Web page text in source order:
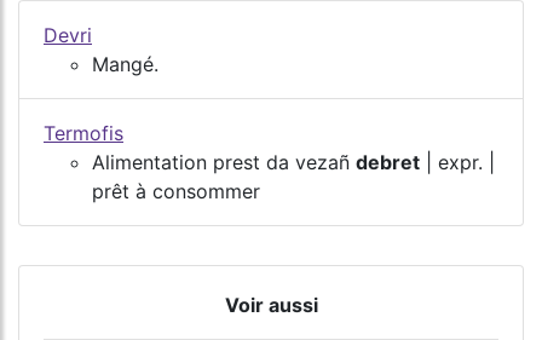
Devri
Mangé.
Termofis
Alimentation prest da vezañ debret | expr. |
prêt à consommer
Voir aussi